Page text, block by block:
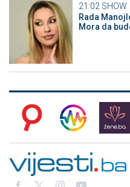
21:02 SHOW
Rada
Mora da